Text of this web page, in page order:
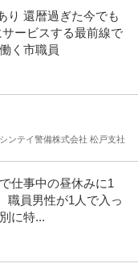
経験歓迎！／火災報知器
提供：doda
年収400万円以上可／
なかめぐろ
★ 国家公務員共済組合連
老人保健施設ケアなかめぐろ
り 還暦過ぎた今でも
ービスする最前線で
く市職員
ンテイ警備株式会社 松戸支社
仕事中の昼休みに1
職員男性が1人で入っ
に特...